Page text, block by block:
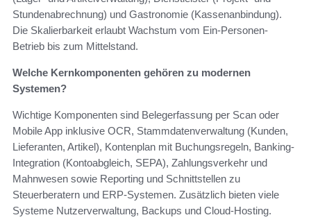
Stundenabrechnung) und Gastronomie (Kassenanbindung).
Die Skalierbarkeit erlaubt Wachstum vom Ein-Personen-
Betrieb bis zum Mittelstand.
Welche Kernkomponenten gehören zu modernen
Systemen?
Wichtige Komponenten sind Belegerfassung per Scan oder
Mobile App inklusive OCR, Stammdatenverwaltung (Kunden,
Lieferanten, Artikel), Kontenplan mit Buchungsregeln, Banking-
Integration (Kontoabgleich, SEPA), Zahlungsverkehr und
Mahnwesen sowie Reporting und Schnittstellen zu
Steuerberatern und ERP-Systemen. Zusätzlich bieten viele
Systeme Nutzerverwaltung, Backups und Cloud-Hosting.